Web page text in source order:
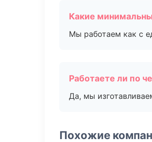
Какие
Мы работаем как с
Работаете ли по
Да, мы
Похожие